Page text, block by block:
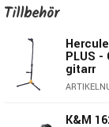
Den splittade
Här har du en
passar till dom
Tillbehör
PLUS
gitarr
K&M